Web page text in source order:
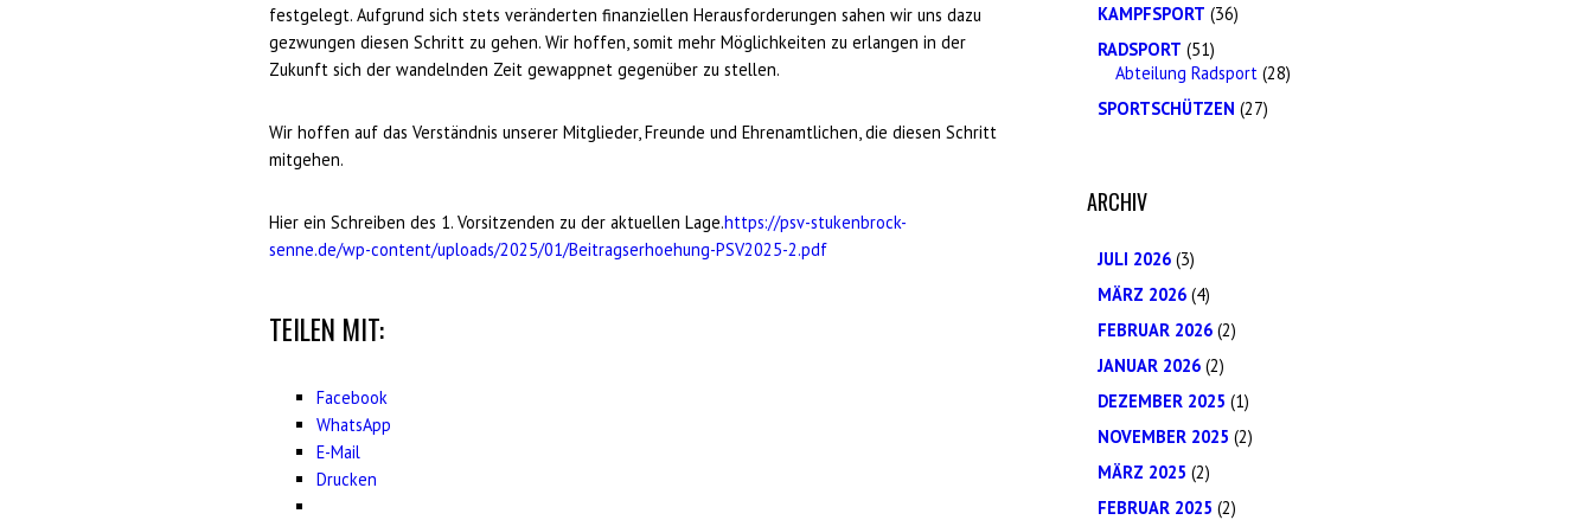
festgelegt. Aufgrund sich stets veränderten finanziellen Herausforderungen sahen wir uns dazu
gezwungen diesen Schritt zu gehen. Wir hoffen, somit mehr Möglichkeiten zu erlangen in der
Zukunft sich der wandelnden Zeit gewappnet gegenüber zu stellen.
Wir hoffen auf das Verständnis unserer Mitglieder, Freunde und Ehrenamtlichen, die diesen Schritt
mitgehen.
Hier ein Schreiben des 1. Vorsitzenden zu der aktuellen Lage.https://psv-stukenbrock-
senne.de/wp-content/uploads/2025/01/Beitragserhoehung-PSV2025-2.pdf
TEILEN MIT:
Facebook
WhatsApp
E-Mail
Drucken
KAMPFSPORT (36)
RADSPORT (51)
Abteilung Radsport (28)
SPORTSCHÜTZEN (27)
ARCHIV
JULI 2026 (3)
MÄRZ 2026 (4)
FEBRUAR 2026 (2)
JANUAR 2026 (2)
DEZEMBER 2025 (1)
NOVEMBER 2025 (2)
MÄRZ 2025 (2)
FEBRUAR 2025 (2)